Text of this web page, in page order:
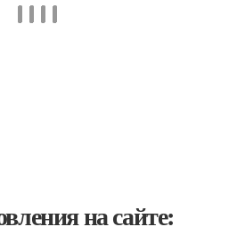
на сайте: